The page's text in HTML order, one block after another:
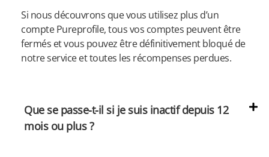
Si nous découvrons que vous utilisez plus d’un
compte Pureprofile, tous vos comptes peuvent être
fermés et vous pouvez être définitivement bloqué de
notre service et toutes les récompenses perdues.
Que se passe-t-il si je suis inactif depuis 12
mois ou plus ?